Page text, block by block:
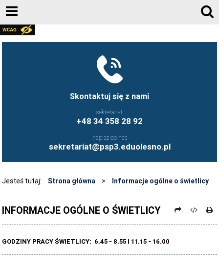
Skontaktuj się z nami
sekretariat
+48 34 358 28 92
napisz do nas
sekretariat@psp3.eduolesno.pl
RODO
O SZKOLE
BIBLIOTEKA
Jesteś tutaj: Strona główna > Informacje ogólne o świetlicy
INFORMACJE OGÓLNE O ŚWIETLICY
GODZINY PRACY ŚWIETLICY: 6.45 - 8.55 I 11.15 - 16.00